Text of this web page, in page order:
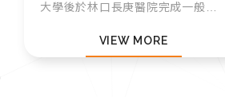
大學後於林口長庚醫院完成一般外
1997-1998年赴美於德州達拉斯西
南醫學中心整形外科擔任研究員。
VIEW MORE